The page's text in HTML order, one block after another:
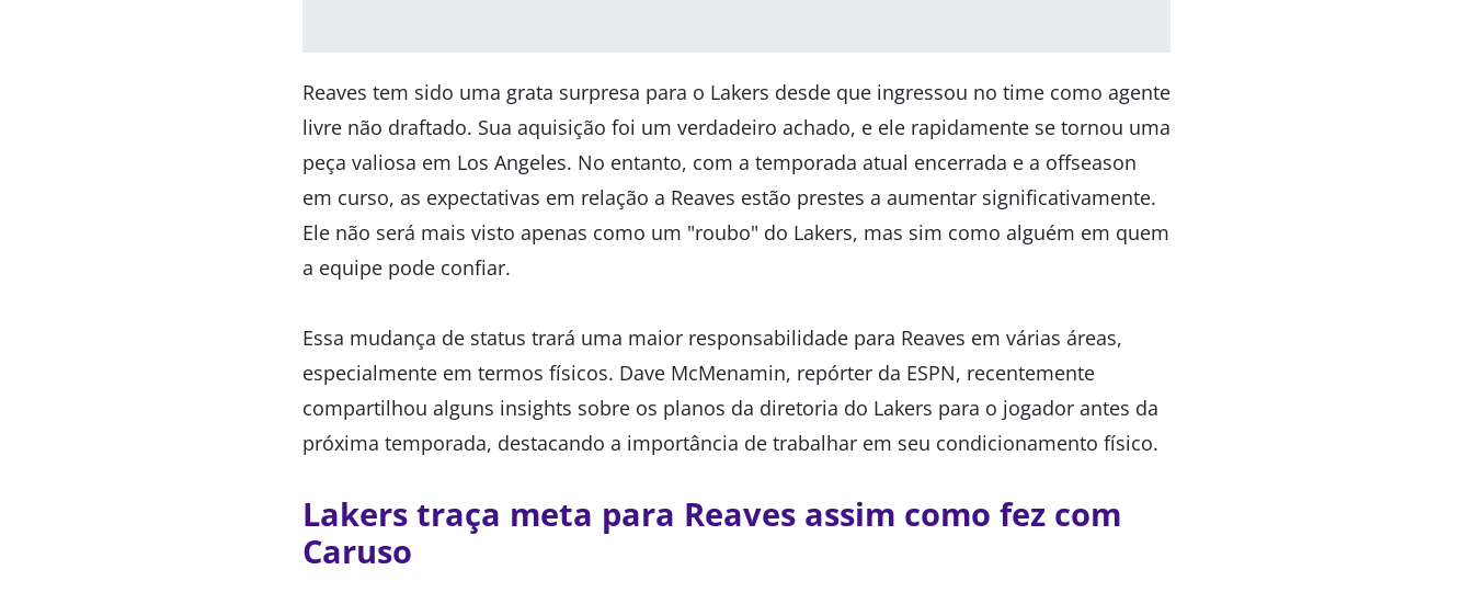
Reaves tem sido uma grata surpresa para o Lakers desde que ingressou no time como agente
livre não draftado. Sua aquisição foi um verdadeiro achado, e ele rapidamente se tornou uma
peça valiosa em Los Angeles. No entanto, com a temporada atual encerrada e a offseason
em curso, as expectativas em relação a Reaves estão prestes a aumentar significativamente.
Ele não será mais visto apenas como um "roubo" do Lakers, mas sim como alguém em quem
a equipe pode confiar.
Essa mudança de status trará uma maior responsabilidade para Reaves em várias áreas,
especialmente em termos físicos. Dave McMenamin, repórter da ESPN, recentemente
compartilhou alguns insights sobre os planos da diretoria do Lakers para o jogador antes da
próxima temporada, destacando a importância de trabalhar em seu condicionamento físico.
Lakers traça meta para Reaves assim como fez com
Caruso